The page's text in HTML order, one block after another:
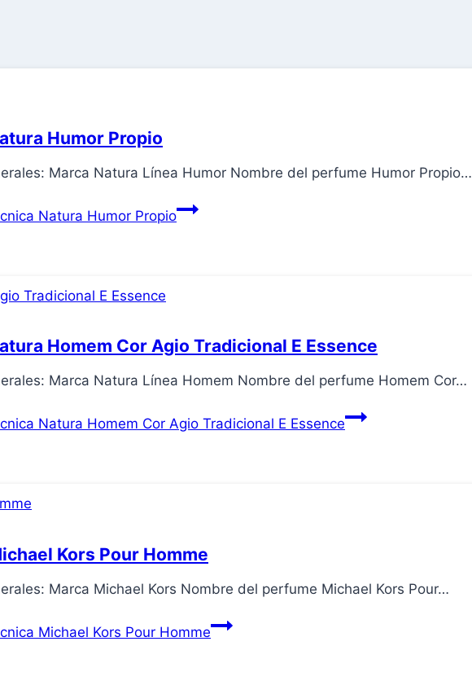
Humor Propio
Marca Natura Línea Humor Nombre del perfume Humor Propio…
Natura Humor Propio
Homem Cor Agio Tradicional E Essence
Marca Natura Línea Homem Nombre del perfume Homem Cor…
Natura Homem Cor Agio Tradicional E Essence
Kors Pour Homme
Marca Michael Kors Nombre del perfume Michael Kors Pour…
Michael Kors Pour Homme